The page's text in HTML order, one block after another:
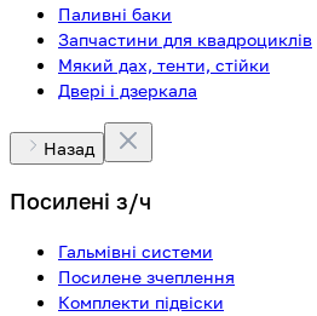
Паливні баки
Запчастини для квадроциклів
Мякий дах, тенти, стійки
Двері і дзеркала
Назад
Посилені з/ч
Гальмівні системи
Посилене зчеплення
Комплекти підвіски